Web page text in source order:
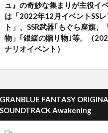
ュ』の奇妙な集まりが主役イ
は「2022年12月イベントSS
ト」、SSR武器｢もぐら座旗、
物」｢銀緩の贈り物｣等。（
ナリオイベント）
GRANBLUE FANTASY
SOUNDTRACK Awakening